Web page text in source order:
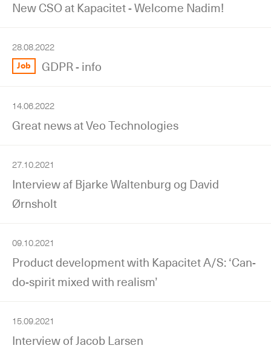
New CSO at Kapacitet - Welcome Nadim!
28.08.2022
Job
GDPR - info
14.06.2022
Great news at Veo Technologies
27.10.2021
Interview af Bjarke Waltenburg og David
Ørnsholt
09.10.2021
Product development with Kapacitet A/S: ‘Can-
do-spirit mixed with realism’
15.09.2021
Interview of Jacob Larsen